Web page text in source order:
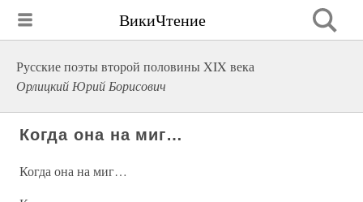
ВикиЧтение
Русские поэты второй половины XIX века
Орлицкий Юрий Борисович
Когда она на миг…
Когда она на миг…